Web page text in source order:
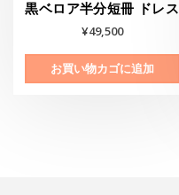
黒ベロア半分短冊 ドレス
¥49,500
お買い物カゴに追加